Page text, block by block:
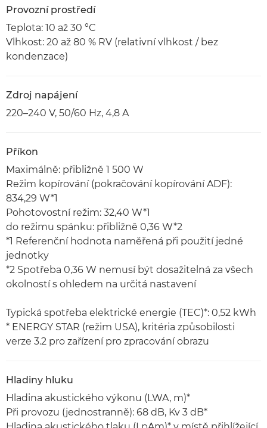
Provozní prostředí
Teplota: 10 až 30 °C
Vlhkost: 20 až 80 % RV (relativní vlhkost / bez
kondenzace)
Zdroj napájení
220–240 V, 50/60 Hz, 4,8 A
Příkon
Maximálně: přibližně 1 500 W
Režim kopírování (pokračování kopírování ADF):
834,29 W*1
Pohotovostní režim: 32,40 W*1
do režimu spánku: přibližně 0,36 W*2
*1 Referenční hodnota naměřená při použití jedné
jednotky
*2 Spotřeba 0,36 W nemusí být dosažitelná za všech
okolností s ohledem na určitá nastavení
Typická spotřeba elektrické energie (TEC)*: 0,52 kWh
* ENERGY STAR (režim USA), kritéria způsobilosti
verze 3.2 pro zařízení pro zpracování obrazu
Hladiny hluku
Hladina akustického výkonu (LWA, m)*
Při provozu (jednostranně): 68 dB, Kv 3 dB*